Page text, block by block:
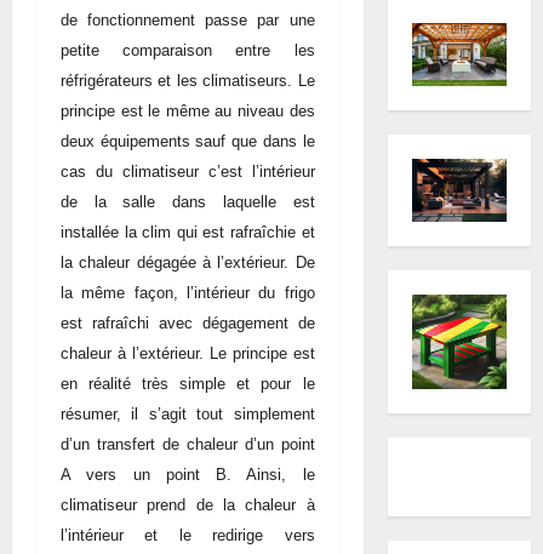
de fonctionnement passe par une
petite comparaison entre les
réfrigérateurs et les climatiseurs. Le
principe est le même au niveau des
deux équipements sauf que dans le
cas du climatiseur c’est l’intérieur
de la salle dans laquelle est
installée la clim qui est rafraîchie et
la chaleur dégagée à l’extérieur. De
la même façon, l’intérieur du frigo
est rafraîchi avec dégagement de
chaleur à l’extérieur. Le principe est
en réalité très simple et pour le
résumer, il s’agit tout simplement
d’un transfert de chaleur d’un point
A vers un point B. Ainsi, le
climatiseur prend de la chaleur à
l’intérieur et le redirige vers